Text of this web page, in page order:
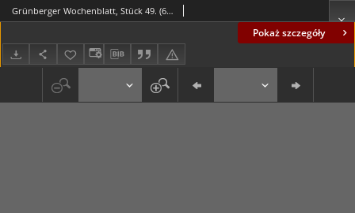
Pokaż szczegóły
Grünberger Wochenblatt, Stück 49. (6. December 1834)